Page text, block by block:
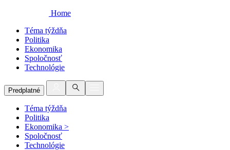
Home
Téma týždňa
Politika
Ekonomika
Spoločnosť
Technológie
Predplatné
Téma týždňa
Politika
Ekonomika >
Spoločnosť
Technológie